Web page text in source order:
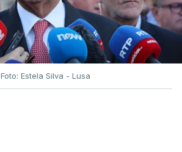
Foto: Estela Silva - Lusa